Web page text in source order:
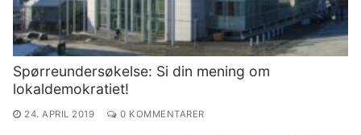
Spørreundersøkelse: Si din mening om
lokaldemokratiet!
24. APRIL 2019 0 KOMMENTARER